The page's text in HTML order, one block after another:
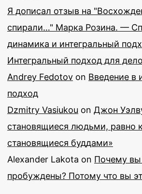
Я дописал отзыв на
спирали…" Марка Розина. —
динамика и интегральный
Интегральный подход для
Andrey Fedotov on Введение в
подход
Dzmitry Vasiukou on Джон
становящиеся людьми, равно
становящиеся буддами»
Alexander Lakota on Почему вы
пробуждены? Потому что вы